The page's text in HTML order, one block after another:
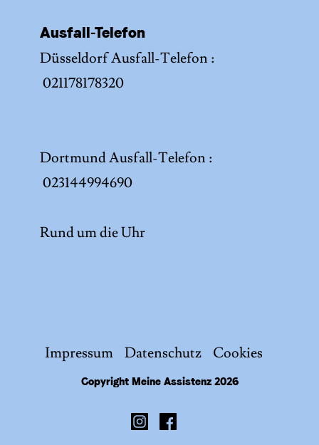
Ausfall-Telefon
Düsseldorf Ausfall-Telefon :
021178178320
Dortmund Ausfall-Telefon :
023144994690
Rund um die Uhr
Impressum Datenschutz Cookies
Copyright Meine Assistenz 2026